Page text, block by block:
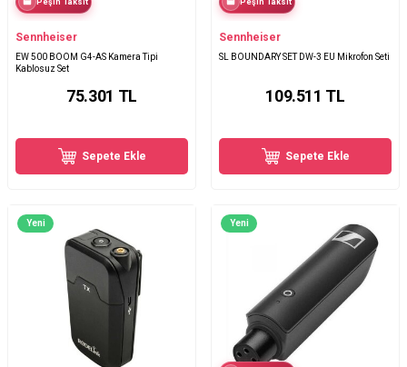
Sennheiser
EW 500 BOOM G4-AS Kamera Tipi
Kablosuz Set
75.301 TL
Sepete Ekle
Sennheiser
SL BOUNDARY SET DW-3 EU Mikrofon Seti
109.511 TL
Sepete Ekle
Yeni Yeni